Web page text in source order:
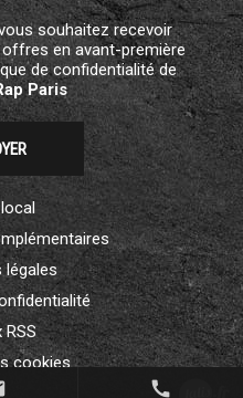
call
souhaitez recevoir
en avant-première
de confidentialitéde
Paris
légales
cookies